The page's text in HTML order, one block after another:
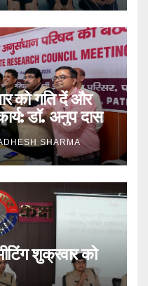
को गति दें और
डॉ. अनुप दास
SHARMA
शुक्रवार को